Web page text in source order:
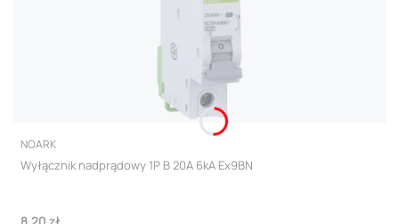
PRODUCENT
NOARK
Wyłącznik nadprądowy 1P B 20A 6kA Ex9BN
Cena